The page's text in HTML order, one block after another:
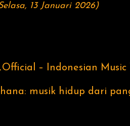
13 Januari 2026)
– Indonesian
musik hidup dari